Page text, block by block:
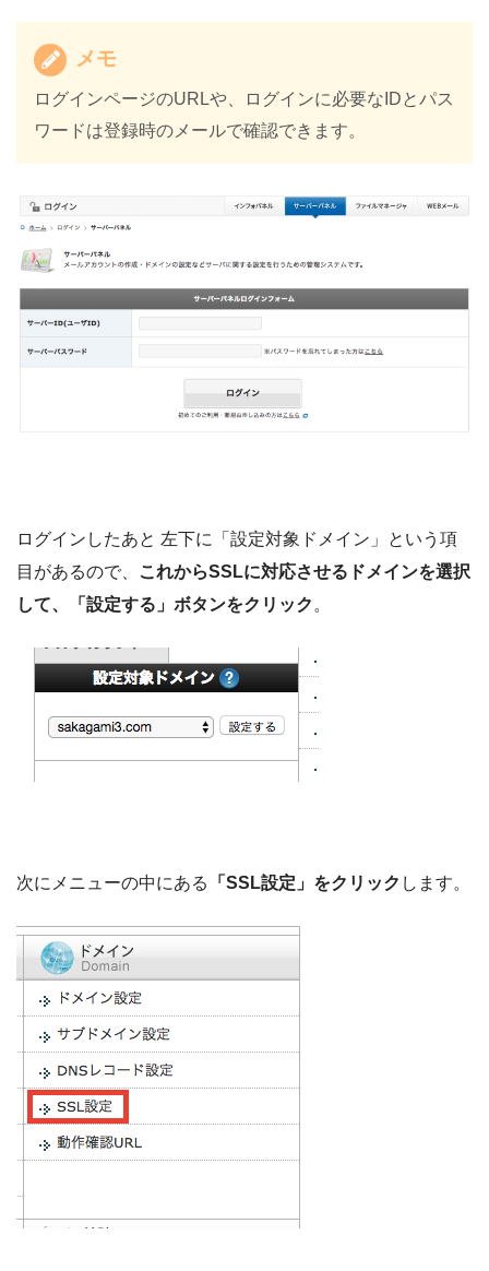
メモ
ログインページのURLや、ログインに必要なIDとパス
ワードは登録時のメールで確認できます。
ログインしたあと 左下に「設定対象ドメイン」という項
目があるので、
これからSSLに対応させるドメインを選択
して、「設定する」ボタンをクリック 。
次にメニューの中にある 「SSL設定」をクリック します。